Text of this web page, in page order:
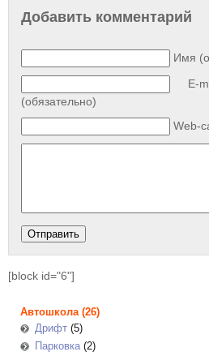
Добавить комментарий
Имя
E-
(обязательно)
Web-
[block id="6"]
Автошкола(26)
Дрифт (5)
Парковка(2)